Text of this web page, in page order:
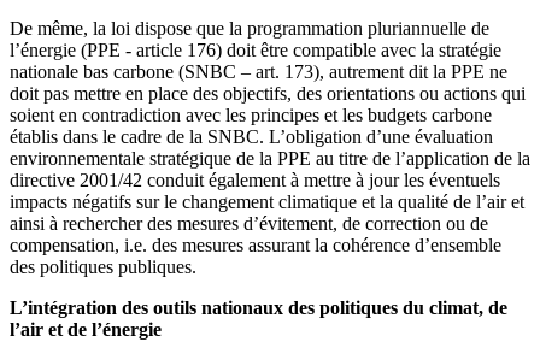
De même, la loi dispose que la programmation pluriannuelle de
l’énergie (PPE - article 176) doit être compatible avec la stratégie
nationale bas carbone (SNBC – art. 173), autrement dit la PPE ne
doit pas mettre en place des objectifs, des orientations ou actions qui
soient en contradiction avec les principes et les budgets carbone
établis dans le cadre de la SNBC. L’obligation d’une évaluation
environnementale stratégique de la PPE au titre de l’application de la
directive 2001/42 conduit également à mettre à jour les éventuels
impacts négatifs sur le changement climatique et la qualité de l’air et
ainsi à rechercher des mesures d’évitement, de correction ou de
compensation, i.e. des mesures assurant la cohérence d’ensemble
des politiques publiques.
L’intégration des outils nationaux des politiques du climat, de
l’air et de l’énergie